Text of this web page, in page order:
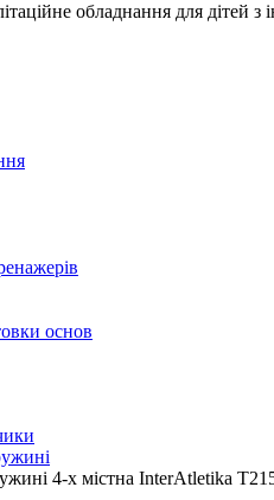
обладнання для дітей
основ
4-х містна InterAtletika